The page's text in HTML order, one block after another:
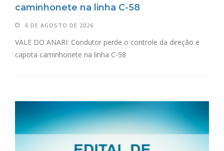
caminhonete na linha C-58
6 DE AGOSTO DE 2026
VALE DO ANARI: Condutor perde o controle da direção e
capota caminhonete na linha C-58